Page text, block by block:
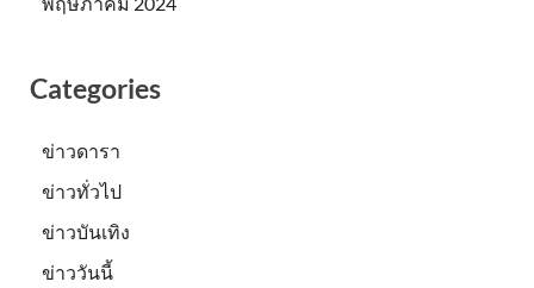
Categories
ข่าวดารา
ข่าวทั่วไป
ข่าวบันเทิง
ข่าววันนี้